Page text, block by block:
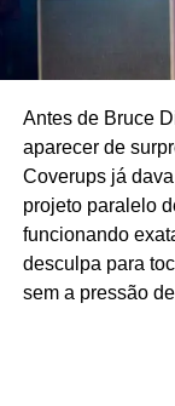
entrou no palco
incendiar o
pelos
E se você acha
prepare-se para
numa casa de
Superloft,
apresentação
COM UMA
atingido por
Antes de Bruce
aparecer de
Coverups já
projeto paralelo
funcionando
desculpa para
sem a pressão